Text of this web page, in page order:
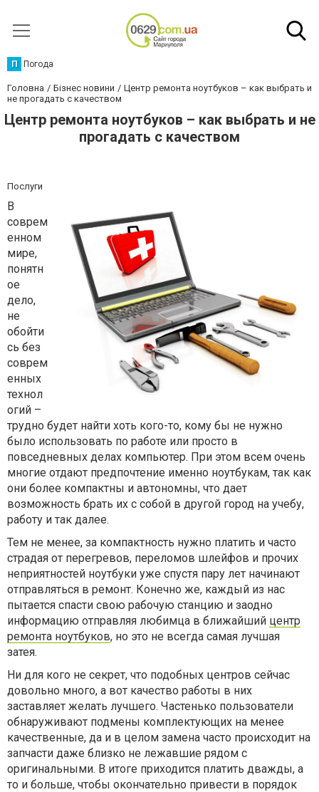
П Погода
Головна Бізнес новини
Центр ремонта ноутбуков – как выбрать и
не прогадать с качеством
Центр ремонта ноутбуков – как выбрать и не
прогадать с качеством
Послуги
В
соврем
енном
мире,
понятн
ое
дело,
не
обойти
сь без
соврем
енных
технол
огий –
трудно будет найти хоть кого-то, кому бы не нужно
было использовать по работе или просто в
повседневных делах компьютер. При этом всем очень
многие отдают предпочтение именно ноутбукам, так как
они более компактны и автономны, что дает
возможность брать их с собой в другой город на учебу,
работу и так далее.
Тем не менее, за компактность нужно платить и часто
страдая от перегревов, переломов шлейфов и прочих
неприятностей ноутбуки уже спустя пару лет начинают
отправляться в ремонт. Конечно же, каждый из нас
пытается спасти свою рабочую станцию и заодно
информацию отправляя любимца в ближайший центр
ремонта ноутбуков, но это не всегда самая лучшая
затея.
Ни для кого не секрет, что подобных центров сейчас
довольно много, а вот качество работы в них
заставляет желать лучшего. Частенько пользователи
обнаруживают подмены комплектующих на менее
качественные, да и в целом замена часто происходит на
запчасти даже близко не лежавшие рядом с
оригинальными. В итоге приходится платить дважды, а
то и больше, чтобы окончательно привести в порядок